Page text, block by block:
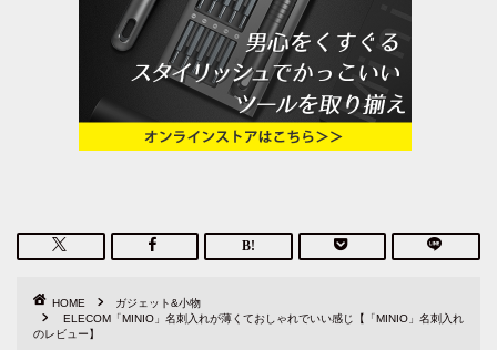
HOME
ガジェット&小物
ELECOM「MINIO」名刺入れが薄くておしゃれでいい感じ【「MINIO」名刺入れ
のレビュー】